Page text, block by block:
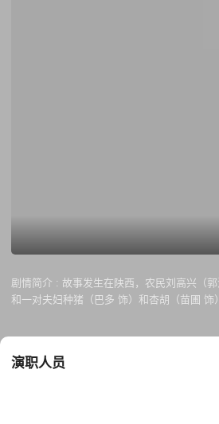
剧情简介 : 故事发生在陕西，农民刘高兴（
和一对夫妇种猪（巴多 饰）和杏胡（苗圃
扬善。 一次偶然的机会，高兴结识了按摩
演职人员